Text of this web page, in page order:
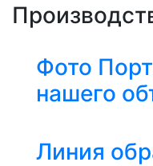
Фото
нашего
Линия